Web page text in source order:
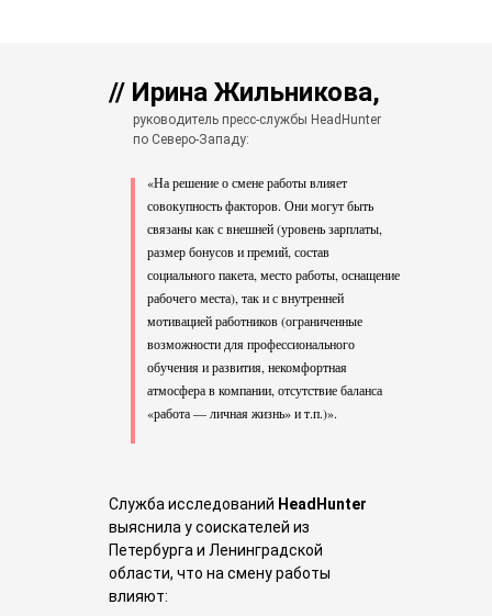
// Ирина Жильникова,
руководитель пресс-службы HeadHunter
по Северо-Западу:
«На решение о смене работы влияет
совокупность факторов. Они могут быть
связаны как с внешней (уровень зарплаты,
размер бонусов и премий, состав
социального пакета, место работы, оснащение
рабочего места), так и с внутренней
мотивацией работников (ограниченные
возможности для профессионального
обучения и развития, некомфортная
атмосфера в компании, отсутствие баланса
«работа — личная жизнь» и т.п.)».
Служба исследований HeadHunter
выяснила у соискателей из
Петербурга и Ленинградской
области, что на смену работы
влияют: